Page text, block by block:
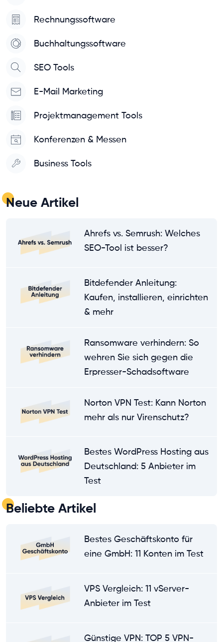
Rechnungssoftware
Buchhaltungssoftware
SEO Tools
E-Mail Marketing
Projektmanagement Tools
Konferenzen & Messen
Business Tools
Neue Artikel
Ahrefs vs. Semrush: Welches
SEO-Tool ist besser?
Bitdefender Anleitung:
Kaufen, installieren, einrichten
& mehr
Ransomware verhindern: So
wehren Sie sich gegen die
Erpresser-Schadsoftware
Norton VPN Test: Kann Norton
mehr als nur Virenschutz?
Bestes WordPress Hosting aus
Deutschland: 5 Anbieter im
Test
Beliebte Artikel
Bestes Geschäftskonto für
eine GmbH: 11 Konten im Test
VPS Vergleich: 11 vServer-
Anbieter im Test
Günstige VPN: TOP 5 VPN-